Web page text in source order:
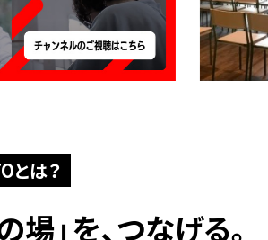
は？
場」を、つなげる。